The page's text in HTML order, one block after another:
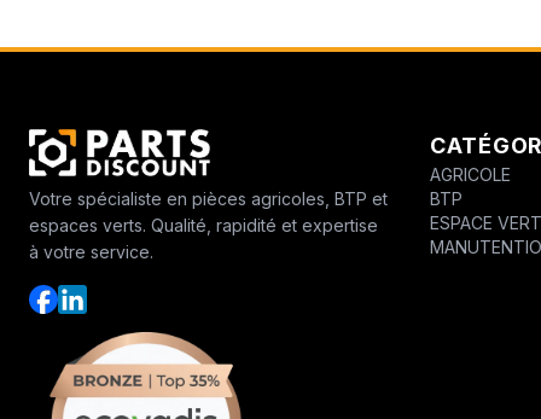
Votre spécialiste en pièces agricoles, BTP et
espaces verts. Qualité, rapidité et expertise
à votre service.
AGRICOLE
BTP
ESPACE VERT